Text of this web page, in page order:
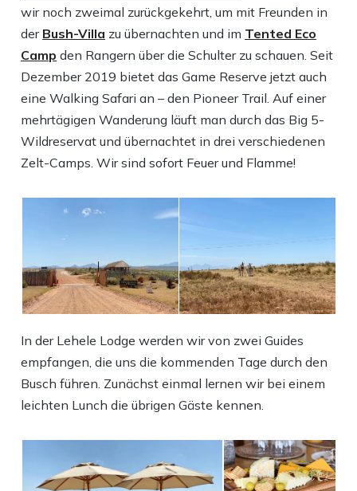
wir noch zweimal zurückgekehrt, um mit Freunden in
der Bush-Villa zu übernachten und im Tented Eco
Camp den Rangern über die Schulter zu schauen. Seit
Dezember 2019 bietet das Game Reserve jetzt auch
eine Walking Safari an – den Pioneer Trail. Auf einer
mehrtägigen Wanderung läuft man durch das Big 5-
Wildreservat und übernachtet in drei verschiedenen
Zelt-Camps. Wir sind sofort Feuer und Flamme!
In der Lehele Lodge werden wir von zwei Guides
empfangen, die uns die kommenden Tage durch den
Busch führen. Zunächst einmal lernen wir bei einem
leichten Lunch die übrigen Gäste kennen.